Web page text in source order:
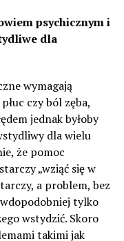
psychicznym i
dla
wymagają
czy ból zęba,
jednak byłoby
dla wielu
że pomoc
„wziąć się w
a problem, bez
tylko
wstydzić. Skoro
takimi jak